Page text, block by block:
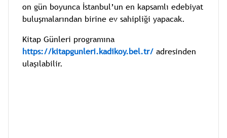
on gün boyunca İstanbul’un en kapsamlı edebiyat
buluşmalarından birine ev sahipliği yapacak.
Kitap Günleri programına
https://kitapgunleri.kadikoy.bel.tr/ adresinden
ulaşılabilir.